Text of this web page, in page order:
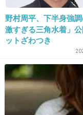
26. 匿名2014/05/07(水) 00:07:54
男側に聞いた方が現
野村周平、下半身強
激すぎる三角水着」
ットざわつき